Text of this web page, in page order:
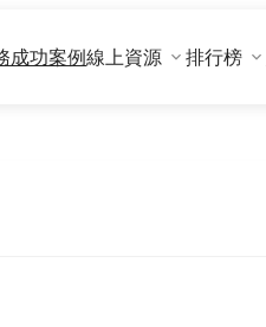
成功案例線上資源 排行榜